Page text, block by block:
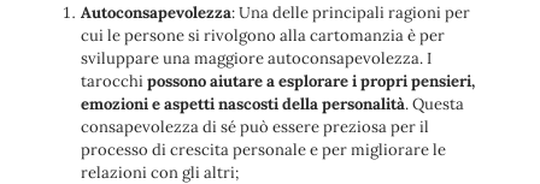
Autoconsapevolezza: Una delle principali ragioni per
cui le persone si rivolgono alla cartomanzia è per
sviluppare una maggiore autoconsapevolezza. I
tarocchipossono aiutare a esplorare i propri pensieri,
emozioni e aspetti nascosti della personalità. Questa
consapevolezza di sé può essere preziosa per il
processo di crescita personale e per migliorare le
relazioni con gli altri;